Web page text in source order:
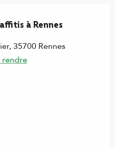
à Rennes
35700 Rennes
rendre